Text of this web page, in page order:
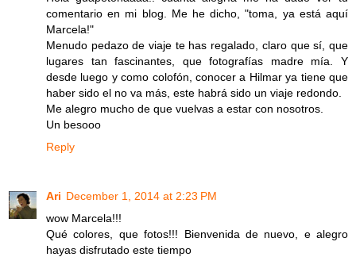
comentario en mi blog. Me he dicho, "toma, ya está aquí
Marcela!"
Menudo pedazo de viaje te has regalado, claro que sí, que
lugares tan fascinantes, que fotografías madre mía. Y
desde luego y como colofón, conocer a Hilmar ya tiene que
haber sido el no va más, este habrá sido un viaje redondo.
Me alegro mucho de que vuelvas a estar con nosotros.
Un besooo
Reply
Ari December 1, 2014 at 2:23 PM
wow Marcela!!!
Qué colores, que fotos!!! Bienvenida de nuevo, e alegro
hayas disfrutado este tiempo